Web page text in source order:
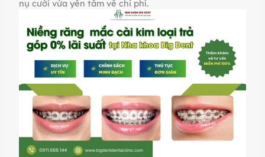
nụ cười vừa yên tâm về chi phí.